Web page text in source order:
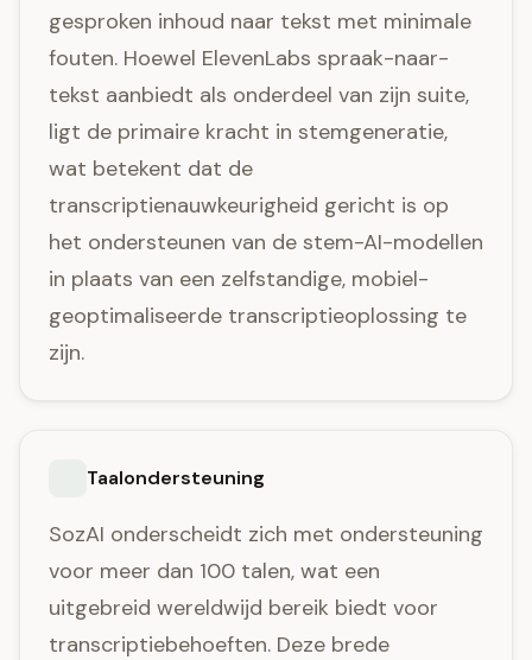
gesproken inhoud naar tekst met minimale
fouten. Hoewel ElevenLabs spraak-naar-
tekst aanbiedt als onderdeel van zijn suite,
ligt de primaire kracht in stemgeneratie,
wat betekent dat de
transcriptienauwkeurigheid gericht is op
het ondersteunen van de stem-AI-modellen
in plaats van een zelfstandige, mobiel-
geoptimaliseerde transcriptieoplossing te
zijn.
Taalondersteuning
SozAI onderscheidt zich met ondersteuning
voor meer dan 100 talen, wat een
uitgebreid wereldwijd bereik biedt voor
transcriptiebehoeften. Deze brede